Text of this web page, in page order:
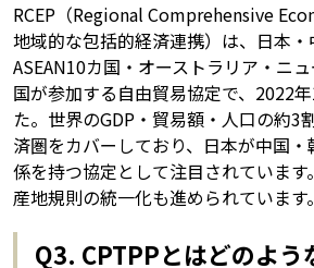
RCEP（Regional Comprehensive
地域的な包括的経済連携）は、日本・
ASEAN10カ国・オーストラリア・ニ
国が参加する自由貿易協定で、2022
た。世界のGDP・貿易額・人口の約3
済圏をカバーしており、日本が中国・
係を持つ協定として注目されていま
産地規則の統一化も進められています。
Q3. CPTPPとはどのよう